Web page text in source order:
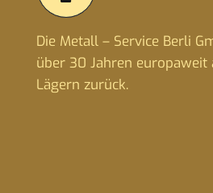
Die Metall – Service Berli
über 30 Jahren europaweit
Lägern zurück.